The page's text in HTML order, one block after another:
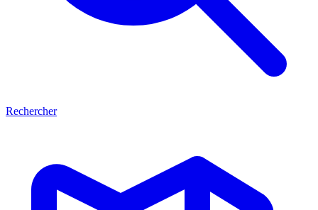
Rechercher